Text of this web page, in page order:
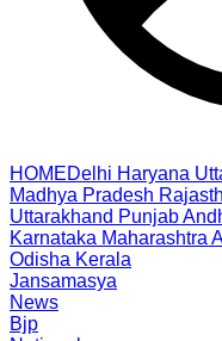
HOMEDelhi Haryana
Madhya Pradesh
Uttarakhand Punjab
Karnataka Maharashtra
Odisha Kerala
Jansamasya
News
Bjp